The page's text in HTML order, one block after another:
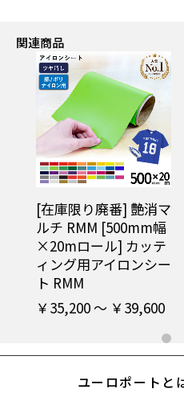
関連商品
[在庫限り廃番] 艶消マ
ルチ RMM [500mm幅
×20mロール] カッテ
ィング用アイロンシー
ト RMM
￥35,200 ～ ￥39,600
ユーロポートと